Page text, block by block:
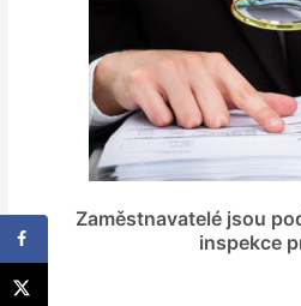
Zaměstnavatelé jsou
inspekce